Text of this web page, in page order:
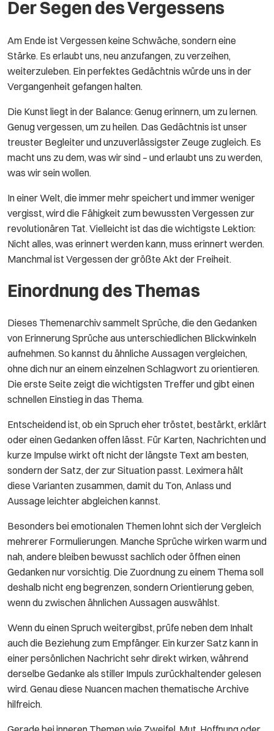
Der Segen des Vergessens
Am Ende ist Vergessen keine Schwäche, sondern eine
Stärke. Es erlaubt uns, neu anzufangen, zu verzeihen,
weiterzuleben. Ein perfektes Gedächtnis würde uns in der
Vergangenheit gefangen halten.
Die Kunst liegt in der Balance: Genug erinnern, um zu lernen.
Genug vergessen, um zu heilen. Das Gedächtnis ist unser
treuster Begleiter und unzuverlässigster Zeuge zugleich. Es
macht uns zu dem, was wir sind – und erlaubt uns zu werden,
was wir sein wollen.
In einer Welt, die immer mehr speichert und immer weniger
vergisst, wird die Fähigkeit zum bewussten Vergessen zur
revolutionären Tat. Vielleicht ist das die wichtigste Lektion:
Nicht alles, was erinnert werden kann, muss erinnert werden.
Manchmal ist Vergessen der größte Akt der Freiheit.
Einordnung des Themas
Dieses Themenarchiv sammelt Sprüche, die den Gedanken
von Erinnerung Sprüche aus unterschiedlichen Blickwinkeln
aufnehmen. So kannst du ähnliche Aussagen vergleichen,
ohne dich nur an einem einzelnen Schlagwort zu orientieren.
Die erste Seite zeigt die wichtigsten Treffer und gibt einen
schnellen Einstieg in das Thema.
Entscheidend ist, ob ein Spruch eher tröstet, bestärkt, erklärt
oder einen Gedanken offen lässt. Für Karten, Nachrichten und
kurze Impulse wirkt oft nicht der längste Text am besten,
sondern der Satz, der zur Situation passt. Leximera hält
diese Varianten zusammen, damit du Ton, Anlass und
Aussage leichter abgleichen kannst.
Besonders bei emotionalen Themen lohnt sich der Vergleich
mehrerer Formulierungen. Manche Sprüche wirken warm und
nah, andere bleiben bewusst sachlich oder öffnen einen
Gedanken nur vorsichtig. Die Zuordnung zu einem Thema soll
deshalb nicht eng begrenzen, sondern Orientierung geben,
wenn du zwischen ähnlichen Aussagen auswählst.
Wenn du einen Spruch weitergibst, prüfe neben dem Inhalt
auch die Beziehung zum Empfänger. Ein kurzer Satz kann in
einer persönlichen Nachricht sehr direkt wirken, während
derselbe Gedanke als stiller Impuls zurückhaltender gelesen
wird. Genau diese Nuancen machen thematische Archive
hilfreich.